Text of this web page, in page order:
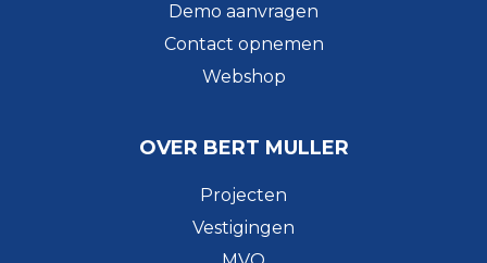
Demo aanvragen
Contact opnemen
Webshop
OVER BERT MULLER
Projecten
Vestigingen